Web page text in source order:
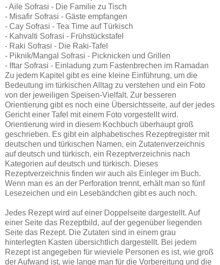
- Aile Sofrasi - Die Familie zu Tisch
- Misafir Sofrasi - Gäste empfangen
- Cay Sofrasi - Tea Time auf Türkisch
- Kahvalti Sofrasi - Frühstückstafel
- Raki Sofrasi - Die Raki-Tafel
- Piknik/Mangal Sofrasi - Picknicken und Grillen
- Iftar Sofrasi - Einladung zum Fastenbrechen im Ramadan
Zu jedem Kapitel gibt es eine kleine Einführung, um die
Bedeutung im türkischen Alltag zu verstehen und ein Foto
von der jeweiligen Speisen-Vielfalt. Zur besseren
Orientierung gibt es noch eine Übersichtsseite, auf der jedes
Gericht einer Tafel mit einem Foto vorgestellt wird.
Orientierung wird in diesem Kochbuch überhaupt groß
geschrieben. Es gibt ein alphabetisches Rezeptregister mit
deutschen und türkischen Namen, ein Zutatenverzeichnis
auf deutsch und türkisch, ein Rezeptverzeichnis nach
Kategorien auf deutsch und türkisch. Dieses
Rezeptverzeichnis finden wir auch als Einleger im Buch.
Wenn man es an der Perforation trennt, erhält man so fünf
Lesezeichen und ein Lesebändchen gibt es auch noch.
Jedes Rezept wird auf einer Doppelseite dargestellt. Auf
einer Seite das Rezeptbild, auf der gegenüber liegenden
Seite das Rezept. Die Zutaten sind in einem grau
hinterlegten Kasten übersichtlich dargestellt. Bei jedem
Rezept ist angegeben für wieviele Personen es ist, wie groß
der Aufwand ist, wie lange man für die Vorbereitung und die